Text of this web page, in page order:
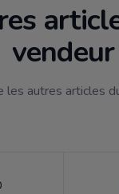
vendeur
les autres articles